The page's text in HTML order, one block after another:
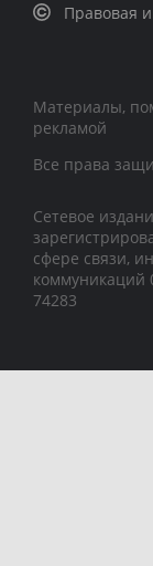
Правовая
Материалы,
рекламой
Все права
Сетевое
сфере связи,
коммуникаций
74283